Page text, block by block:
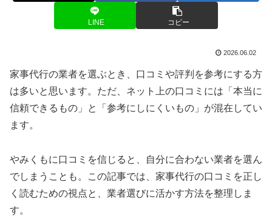
LINE コピー
2026.06.02
家事代行の業者を選ぶとき、口コミや評判を参考にする方
は多いと思います。ただ、ネット上の口コミには「本当に
信頼できるもの」と「参考にしにくいもの」が混在してい
ます。
やみくもに口コミを信じると、自分に合わない業者を選ん
でしまうことも。この記事では、家事代行の口コミを正し
く読むための視点と、業者選びに活かす方法を整理しま
す。